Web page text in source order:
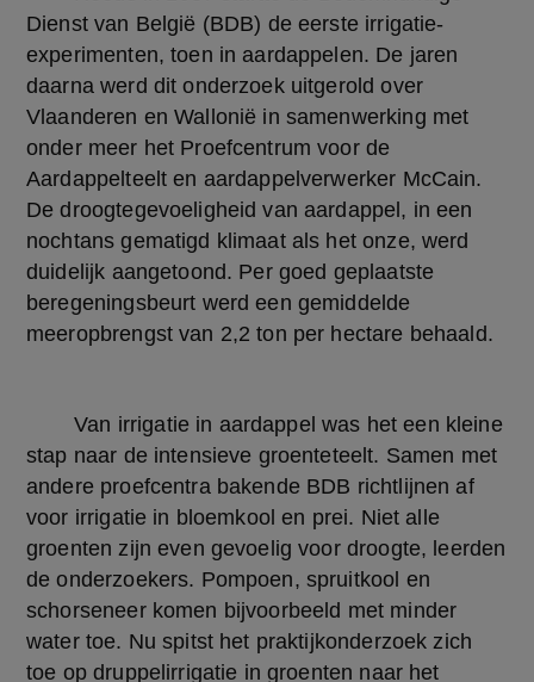
Dienst van België (BDB) de eerste irrigatie-
experimenten, toen in aardappelen. De jaren
daarna werd dit onderzoek uitgerold over
Vlaanderen en Wallonië in samenwerking met
onder meer het Proefcentrum voor de
Aardappelteelt en aardappelverwerker McCain.
De droogtegevoeligheid van aardappel, in een
nochtans gematigd klimaat als het onze, werd
duidelijk aangetoond. Per goed geplaatste
beregeningsbeurt werd een gemiddelde
meeropbrengst van 2,2 ton per hectare behaald.
stap naar de intensieve groenteteelt. Samen met
andere proefcentra bakende BDB richtlijnen af
voor irrigatie in bloemkool en prei. Niet alle
groenten zijn even gevoelig voor droogte, leerden
de onderzoekers. Pompoen, spruitkool en
schorseneer komen bijvoorbeeld met minder
water toe. Nu spitst het praktijkonderzoek zich
toe op druppelirrigatie in groenten naar het